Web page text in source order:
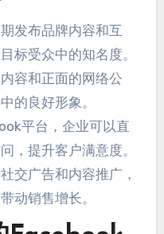
发布品牌内容和互
标受众中的知名度。
容和正面的网络公
的良好形象。
平台，企业可以直
，提升客户满意度。
交广告和内容推广，
动销售增长。